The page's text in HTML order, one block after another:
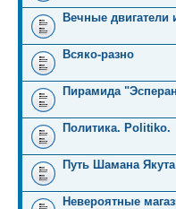
Вечные двигатели
Всяко-разно
Пирамида
Политика. Politiko.
Путь Шамана
Невероятные